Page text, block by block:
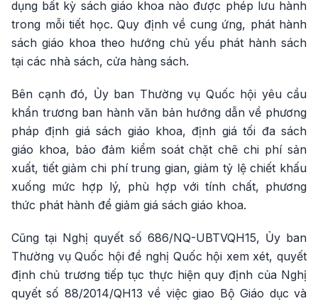
dụng bất kỳ sách giáo khoa nào được phép lưu hành
trong mỗi tiết học. Quy định về cung ứng, phát hành
sách giáo khoa theo hướng chủ yếu phát hành sách
tại các nhà sách, cửa hàng sách.
Bên cạnh đó, Ủy ban Thường vụ Quốc hội yêu cầu
khẩn trương ban hành văn bản hướng dẫn về phương
pháp định giá sách giáo khoa, định giá tối đa sách
giáo khoa, bảo đảm kiểm soát chặt chẽ chi phí sản
xuất, tiết giảm chi phí trung gian, giảm tỷ lệ chiết khấu
xuống mức hợp lý, phù hợp với tính chất, phương
thức phát hành để giảm giá sách giáo khoa.
Cũng tại Nghị quyết số 686/NQ-UBTVQH15, Ủy ban
Thường vụ Quốc hội đề nghị Quốc hội xem xét, quyết
định chủ trương tiếp tục thực hiện quy định của Nghị
quyết số 88/2014/QH13 về việc giao Bộ Giáo dục và